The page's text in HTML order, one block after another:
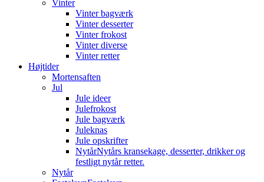
Vinter
Vinter bagværk
Vinter desserter
Vinter frokost
Vinter diverse
Vinter retter
Højtider
Mortensaften
Jul
Jule ideer
Julefrokost
Jule bagværk
Juleknas
Jule opskrifter
NytårNytårs kransekage, desserter, drikker og
festligt nytår retter.
Nytår